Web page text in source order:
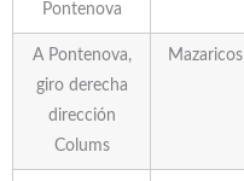
Pontenova
A Pontenova,
giro derecha
dirección
Colums
Mazaricos